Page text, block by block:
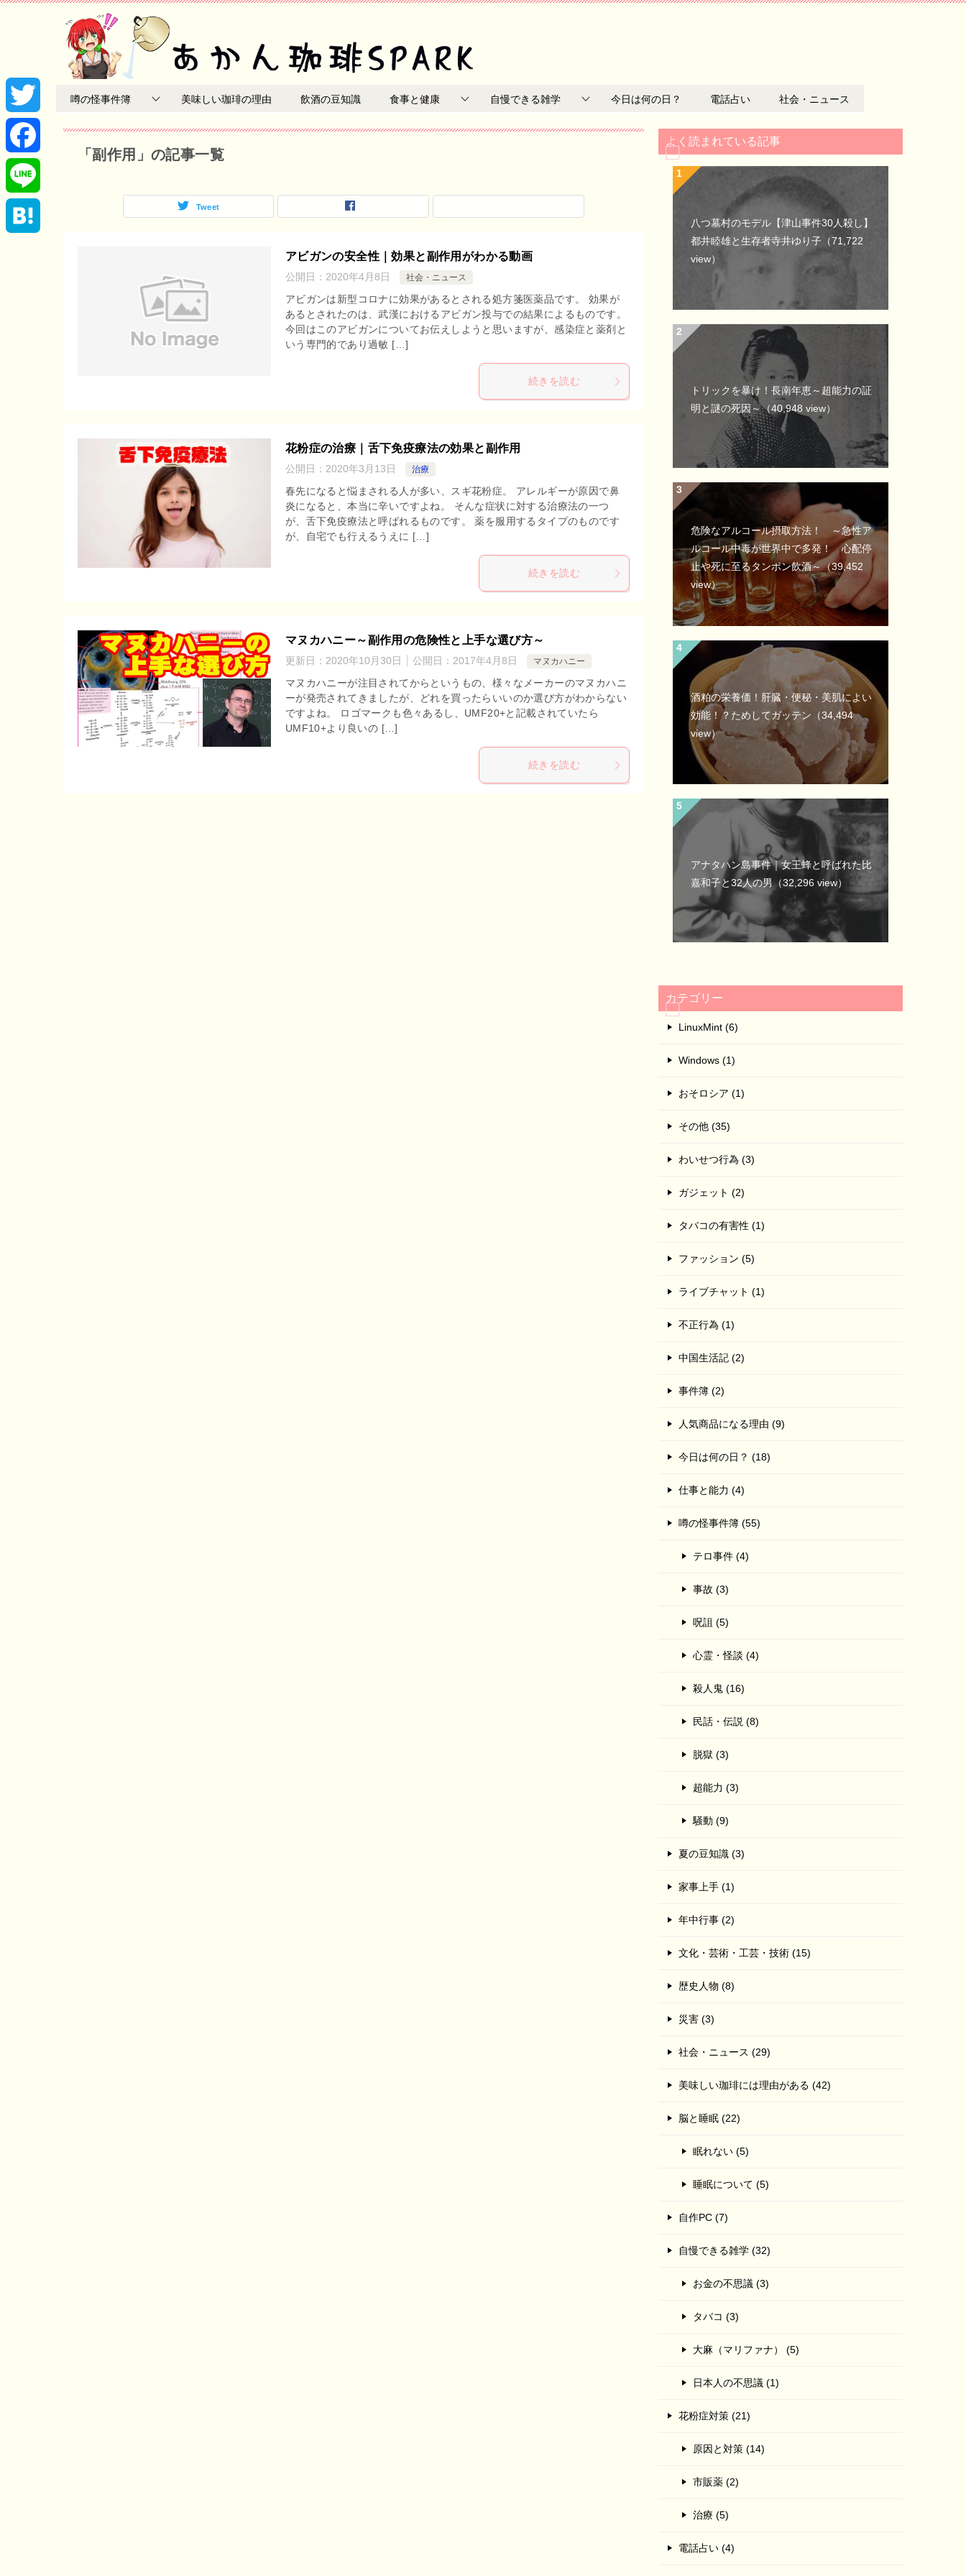
噂の怪事件簿 美味しい珈琲の理由 飲酒の豆知識 食事と健康 自慢できる雑学 今日は何の日？ 電話占い 社会・ニュース
「副作用」の記事一覧
Tweet
アビガンの安全性｜効果と副作用がわかる動画
公開日： 2020年4月8日 社会・ニュース
アビガンは新型コロナに効果があるとされる処方箋医薬品です。 効果が
あるとされたのは、武漢におけるアビガン投与での結果によるものです。
今回はこのアビガンについてお伝えしようと思いますが、感染症と薬剤と
いう専門的であり過敏 […]
続きを読む
花粉症の治療｜舌下免疫療法の効果と副作用
公開日： 2020年3月13日 治療
春先になると悩まされる人が多い、スギ花粉症。 アレルギーが原因で鼻
炎になると、本当に辛いですよね。 そんな症状に対する治療法の一つ
が、舌下免疫療法と呼ばれるものです。 薬を服用するタイプのものです
が、自宅でも行えるうえに […]
続きを読む
マヌカハニー～副作用の危険性と上手な選び方～
更新日： 2020年10月30日 公開日： 2017年4月8日 マヌカハニー
マヌカハニーが注目されてからというもの、様々なメーカーのマヌカハニ
ーが発売されてきましたが、どれを買ったらいいのか選び方がわからない
ですよね。 ロゴマークも色々あるし、UMF20+と記載されていたら
UMF10+より良いの […]
続きを読む
よく読まれている記事
八つ墓村のモデル【津山事件30人殺し】
都井睦雄と生存者寺井ゆり子 （71,722
view）
トリックを暴け！長南年恵～超能力の証
明と謎の死因～（40,948 view）
危険なアルコール摂取方法！ ～急性ア
ルコール中毒が世界中で多発！ 心配停
止や死に至るタンポン飲酒～（39,452
view）
酒粕の栄養価！肝臓・便秘・美肌によい
効能！？ためしてガッテン （34,494
view）
アナタハン島事件｜女王蜂と呼ばれた比
嘉和子と32人の男（32,296 view）
カテゴリー
LinuxMint (6)
Windows (1)
おそロシア (1)
その他 (35)
わいせつ行為 (3)
ガジェット (2)
タバコの有害性 (1)
ファッション (5)
ライブチャット (1)
不正行為 (1)
中国生活記 (2)
事件簿 (2)
人気商品になる理由 (9)
今日は何の日？ (18)
仕事と能力 (4)
噂の怪事件簿 (55)
テロ事件 (4)
事故 (3)
呪詛 (5)
心霊・怪談 (4)
殺人鬼 (16)
民話・伝説 (8)
脱獄 (3)
超能力 (3)
騒動 (9)
夏の豆知識 (3)
家事上手 (1)
年中行事 (2)
文化・芸術・工芸・技術 (15)
歴史人物 (8)
災害 (3)
社会・ニュース (29)
美味しい珈琲には理由がある (42)
脳と睡眠 (22)
眠れない (5)
睡眠について (5)
自作PC (7)
自慢できる雑学 (32)
お金の不思議 (3)
タバコ (3)
大麻（マリファナ） (5)
日本人の不思議 (1)
花粉症対策 (21)
原因と対策 (14)
市販薬 (2)
治療 (5)
電話占い (4)
T
w
i
t
F
a